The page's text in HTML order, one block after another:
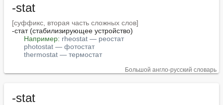
-stat
[суффикс, вторая часть сложных слов]
-стат (стабилизирующее устройство)
Например: rheostat — реостат
photostat — фотостат
thermostat — термостат
Большой англо-русский словарь
-stat